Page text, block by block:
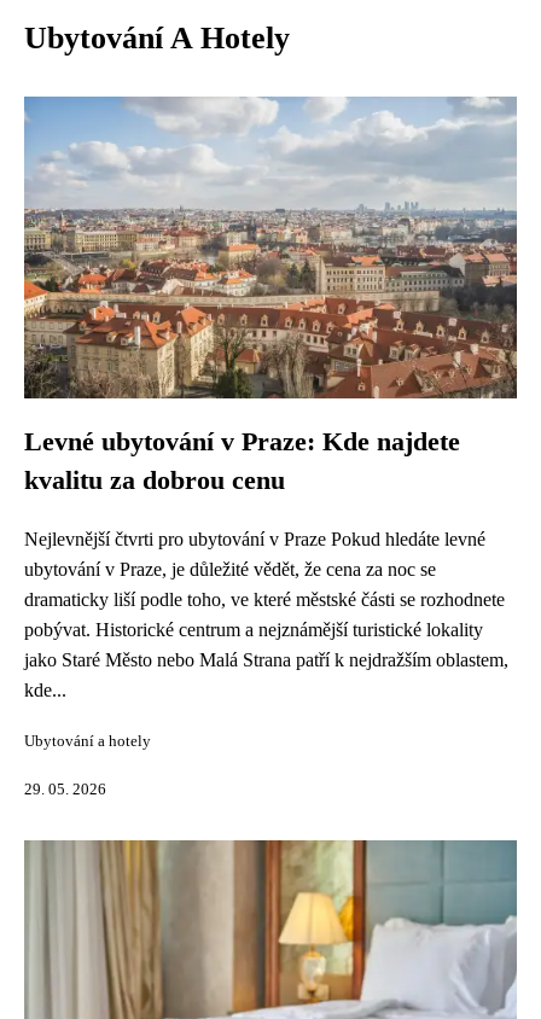
Ubytování A Hotely
Levné ubytování v Praze: Kde najdete
kvalitu za dobrou cenu
Nejlevnější čtvrti pro ubytování v Praze Pokud hledáte levné
ubytování v Praze, je důležité vědět, že cena za noc se
dramaticky liší podle toho, ve které městské části se rozhodnete
pobývat. Historické centrum a nejznámější turistické lokality
jako Staré Město nebo Malá Strana patří k nejdražším oblastem,
kde...
Ubytování a hotely
29. 05. 2026